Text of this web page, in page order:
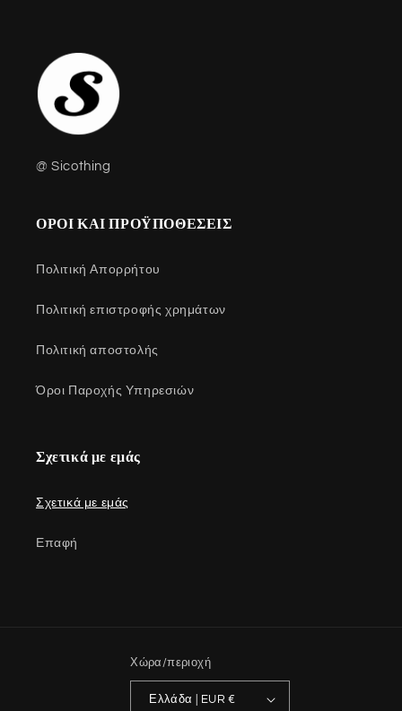
@ Sicothing
ΟΡΟΙ ΚΑΙ ΠΡΟΫΠΟΘΕΣΕΙΣ
Πολιτική Απορρήτου
Πολιτική επιστροφής χρημάτων
Πολιτική αποστολής
Όροι Παροχής Υπηρεσιών
Σχετικά με εμάς
Σχετικά με εμάς
Επαφή
Χώρα/περιοχή
Ελλάδα | EUR €